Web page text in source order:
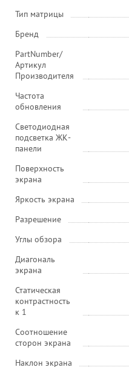
Тип матрицы
Бренд
PartNumber/
Артикул
Производителя
Частота
обновления
Светодиодная
подсветка ЖК-
панели
Поверхность
экрана
Яркость экрана
Разрешение
Углы обзора
Диагональ
экрана
Статическая
контрастность
к 1
Соотношение
сторон экрана
Наклон экрана